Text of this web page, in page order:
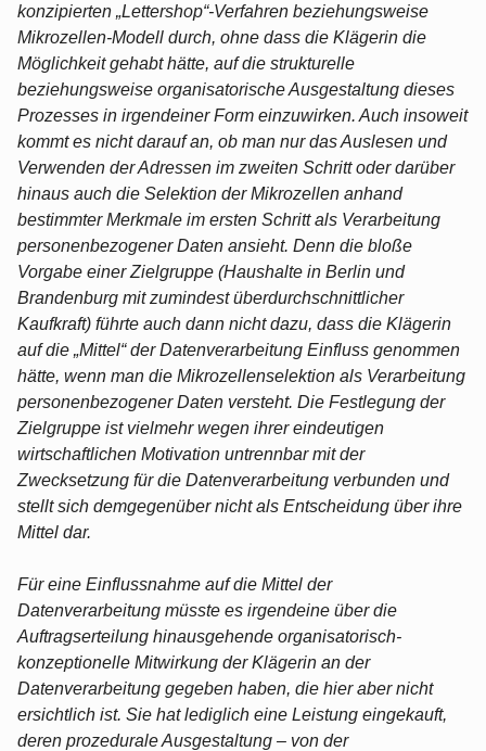
konzipierten „Lettershop“-Verfahren beziehungsweise
Mikrozellen-Modell durch, ohne dass die Klägerin die
Möglichkeit gehabt hätte, auf die strukturelle
beziehungsweise organisatorische Ausgestaltung dieses
Prozesses in irgendeiner Form einzuwirken. Auch insoweit
kommt es nicht darauf an, ob man nur das Auslesen und
Verwenden der Adressen im zweiten Schritt oder darüber
hinaus auch die Selektion der Mikrozellen anhand
bestimmter Merkmale im ersten Schritt als Verarbeitung
personenbezogener Daten ansieht. Denn die bloße
Vorgabe einer Zielgruppe (Haushalte in Berlin und
Brandenburg mit zumindest überdurchschnittlicher
Kaufkraft) führte auch dann nicht dazu, dass die Klägerin
auf die „Mittel“ der Datenverarbeitung Einfluss genommen
hätte, wenn man die Mikrozellenselektion als Verarbeitung
personenbezogener Daten versteht. Die Festlegung der
Zielgruppe ist vielmehr wegen ihrer eindeutigen
wirtschaftlichen Motivation untrennbar mit der
Zwecksetzung für die Datenverarbeitung verbunden und
stellt sich demgegenüber nicht als Entscheidung über ihre
Mittel dar.
Für eine Einflussnahme auf die Mittel der
Datenverarbeitung müsste es irgendeine über die
Auftragserteilung hinausgehende organisatorisch-
konzeptionelle Mitwirkung der Klägerin an der
Datenverarbeitung gegeben haben, die hier aber nicht
ersichtlich ist. Sie hat lediglich eine Leistung eingekauft,
deren prozedurale Ausgestaltung – von der